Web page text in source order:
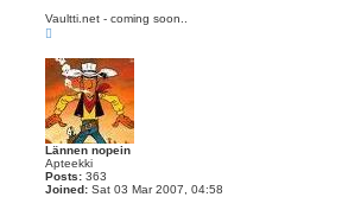
Vaultti.net - coming soon..
p
Lännen nopein
Apteekki
Posts: 363
Joined: Sat 03 Mar 2007, 04:58